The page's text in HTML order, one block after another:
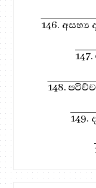
146. අසභ්‍ය
148.
149.